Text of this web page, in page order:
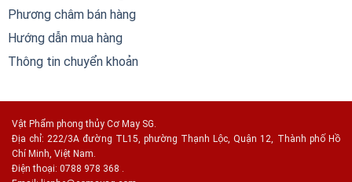
Phương châm bán hàng
Hướng dẫn mua hàng
Thông tin chuyển khoản
Vật Phẩm phong thủy Cơ May SG.
Địa chỉ: 222/3A đường TL15, phường Thạnh Lộc, Quận 12, Thành phố Hồ
Chí Minh, Việt Nam.
Điện thoại: 0788 978 368 .